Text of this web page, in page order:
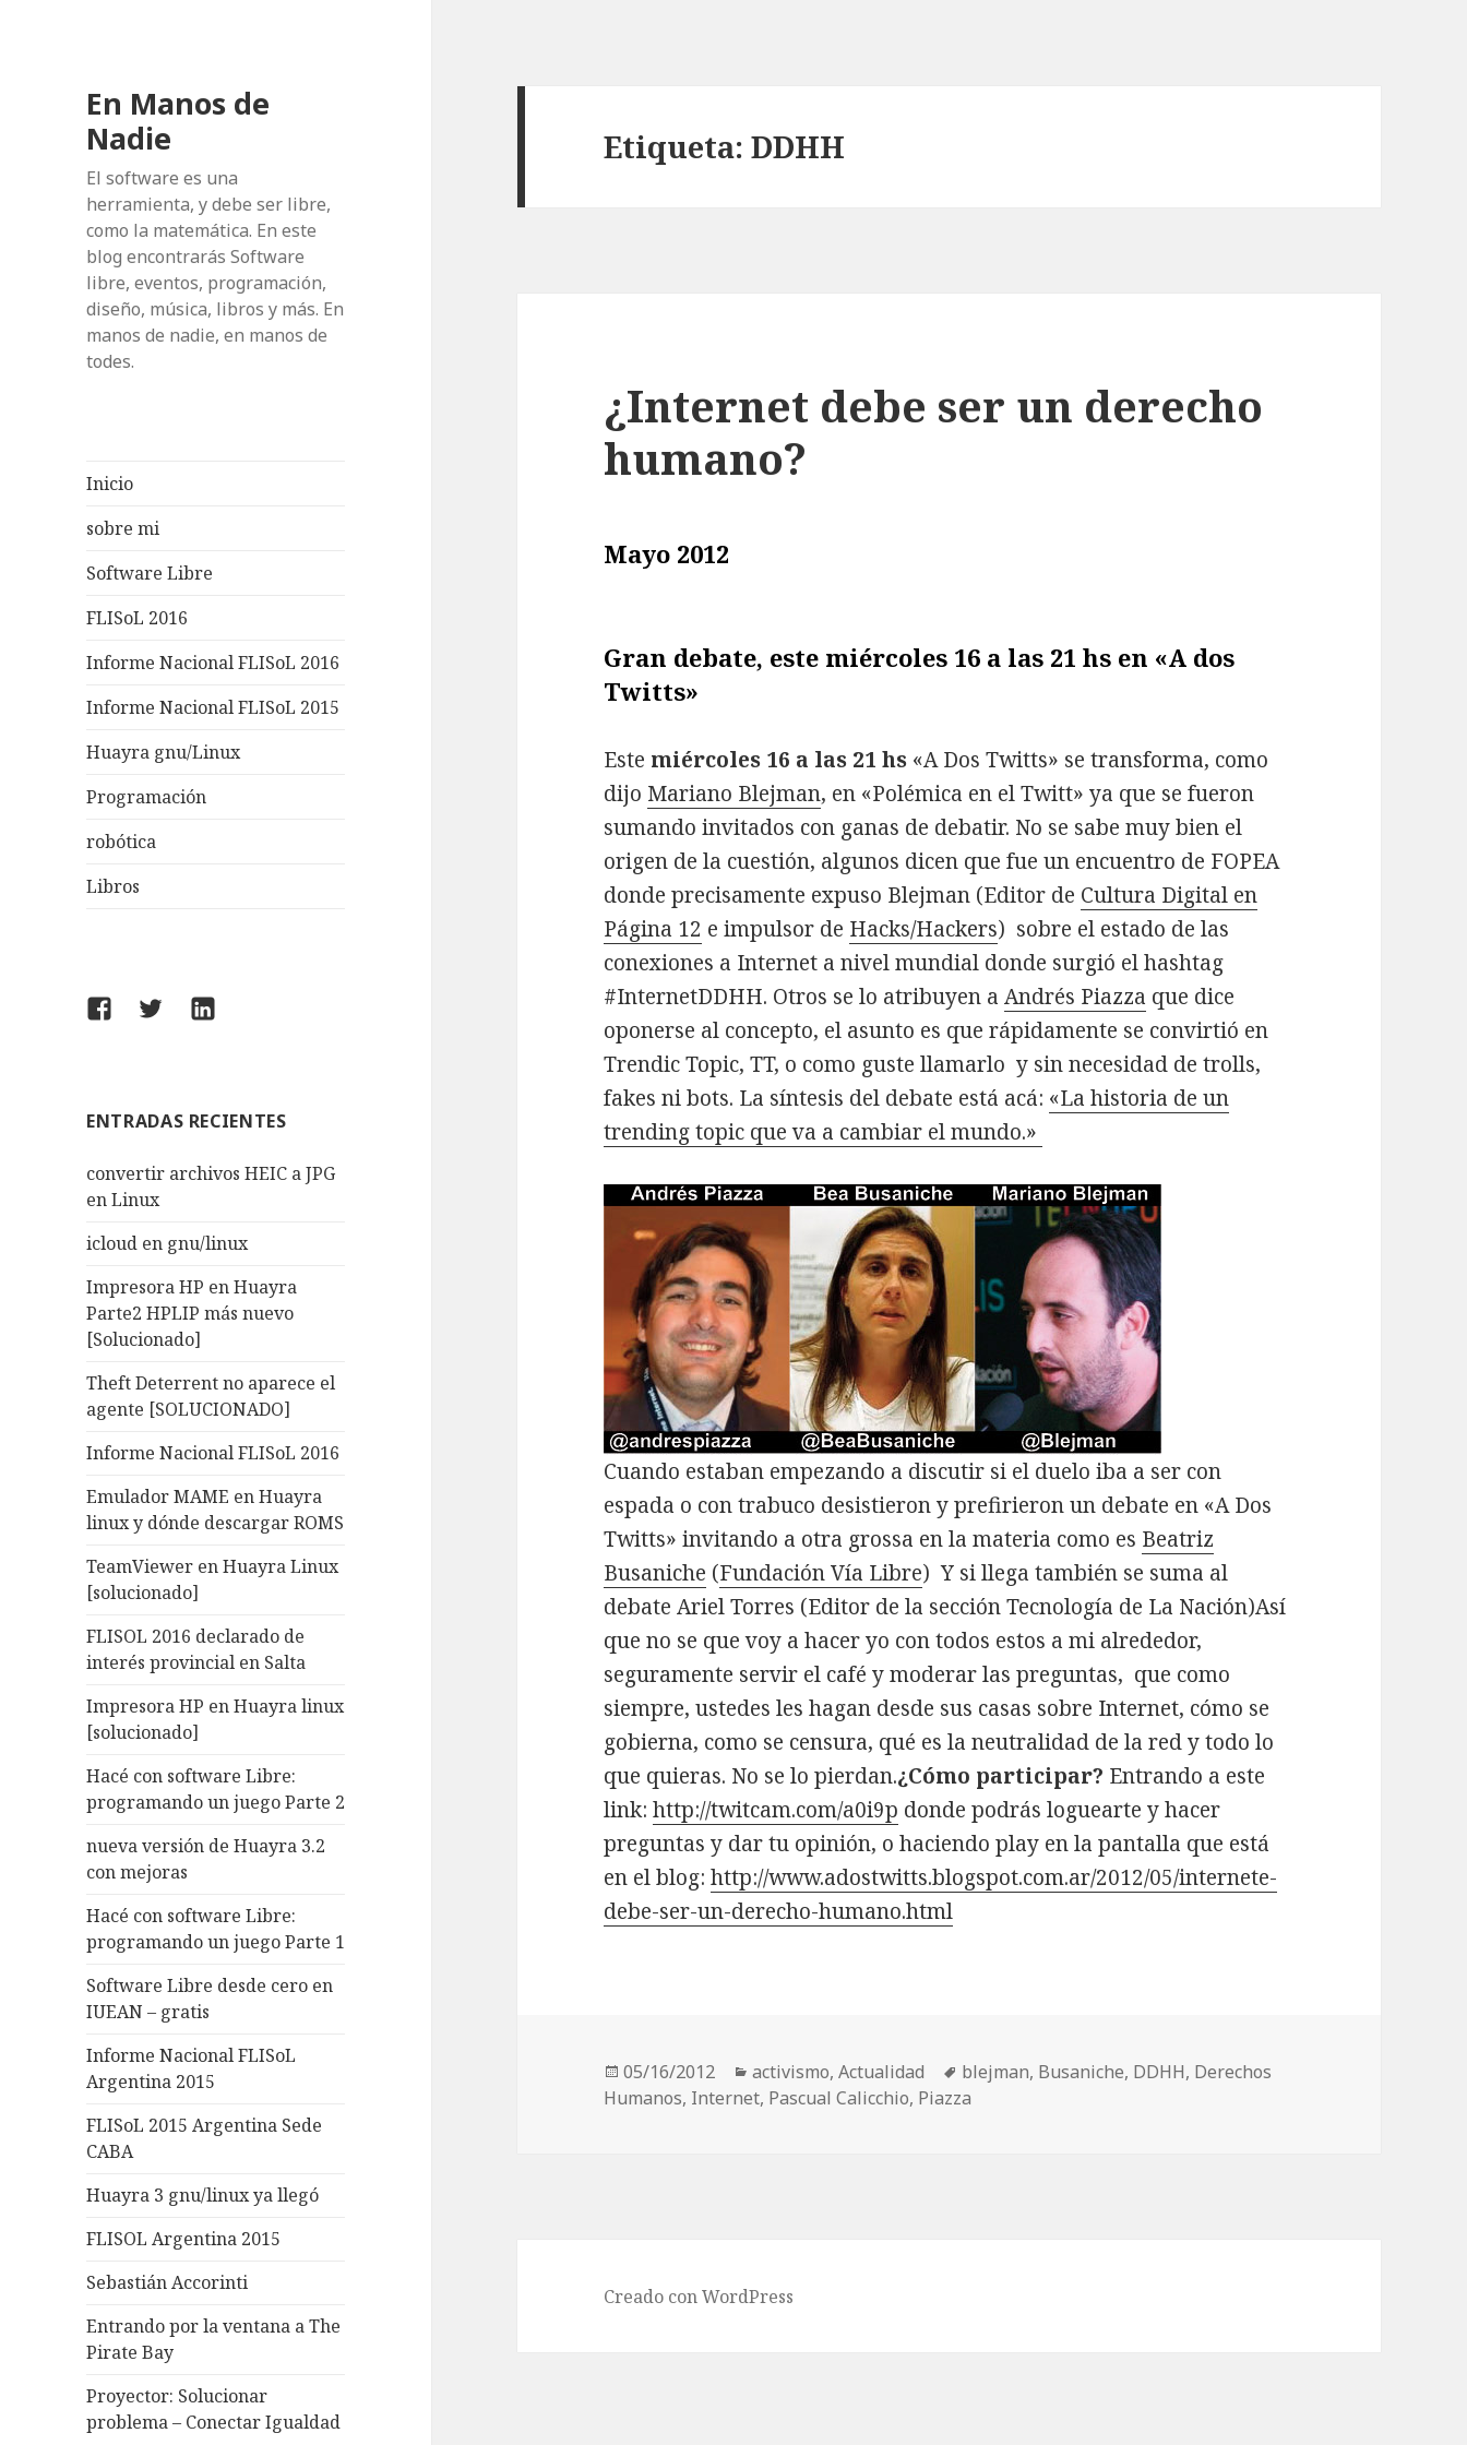
En Manos de
Nadie
El software es una
herramienta, y debe ser libre,
como la matemática. En este
blog encontrarás Software
libre, eventos, programación,
diseño, música, libros y más. En
manos de nadie, en manos de
todes.
Inicio
sobre mi
Software Libre
FLISoL 2016
Informe Nacional FLISoL 2016
Informe Nacional FLISoL 2015
Huayra gnu/Linux
Programación
robótica
Libros
FacebookTwitterLinkedIn
ENTRADAS RECIENTES
convertir archivos HEIC a JPG
en Linux
icloud en gnu/linux
Impresora HP en Huayra
Parte2 HPLIP más nuevo
[Solucionado]
Theft Deterrent no aparece el
agente [SOLUCIONADO]
Informe Nacional FLISoL 2016
Emulador MAME en Huayra
linux y dónde descargar ROMS
TeamViewer en Huayra Linux
[solucionado]
FLISOL 2016 declarado de
interés provincial en Salta
Impresora HP en Huayra linux
[solucionado]
Hacé con software Libre:
programando un juego Parte 2
nueva versión de Huayra 3.2
con mejoras
Hacé con software Libre:
programando un juego Parte 1
Software Libre desde cero en
IUEAN – gratis
Informe Nacional FLISoL
Argentina 2015
FLISoL 2015 Argentina Sede
CABA
Huayra 3 gnu/linux ya llegó
FLISOL Argentina 2015
Sebastián Accorinti
Entrando por la ventana a The
Pirate Bay
Proyector: Solucionar
problema – Conectar Igualdad
Etiqueta: DDHH
¿Internet debe ser un derecho
humano?
Mayo 2012
Gran debate, este miércoles 16 a las 21 hs en «A dos
Twitts»
Este miércoles 16 a las 21 hs «A Dos Twitts» se transforma, como
dijo Mariano Blejman, en «Polémica en el Twitt» ya que se fueron
sumando invitados con ganas de debatir. No se sabe muy bien el
origen de la cuestión, algunos dicen que fue un encuentro de FOPEA
donde precisamente expuso Blejman (Editor de Cultura Digital en
Página 12 e impulsor de Hacks/Hackers) sobre el estado de las
conexiones a Internet a nivel mundial donde surgió el hashtag
#InternetDDHH. Otros se lo atribuyen aAndrés Piazza que dice
oponerse al concepto, el asunto es que rápidamente se convirtió en
Trendic Topic, TT, o como guste llamarlo y sin necesidad de trolls,
fakes ni bots. La síntesis del debate está acá: «La historia de un
trending topic que va a cambiar el mundo.»
Cuando estaban empezando a discutir si el duelo iba a ser con
espada o con trabuco desistieron y prefirieron un debate en «A Dos
Twitts» invitando a otra grossa en la materia como es Beatriz
Busaniche (Fundación Vía Libre) Y si llega también se suma al
debate Ariel Torres (Editor de la sección Tecnología de La Nación)Así
que no se que voy a hacer yo con todos estos a mi alrededor,
seguramente servir el café y moderar las preguntas, que como
siempre, ustedes les hagan desde sus casas sobre Internet, cómo se
gobierna, como se censura, qué es la neutralidad de la red y todo lo
que quieras. No se lo pierdan.¿Cómo participar? Entrando a este
link:http://twitcam.com/a0i9p donde podrás loguearte y hacer
preguntas y dar tu opinión, o haciendo play en la pantalla que está
en el blog:http://www.adostwitts.blogspot.com.ar/2012/05/internete-
debe-ser-un-derecho-humano.html
Publicado
el
05/16/2012 Categorías
activismo,Actualidad Etiquetas
blejman, Busaniche, DDHH, Derechos
Humanos, Internet, Pascual Calicchio, Piazza
Creado con WordPress